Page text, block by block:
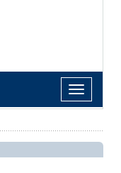
Toggle
navigation